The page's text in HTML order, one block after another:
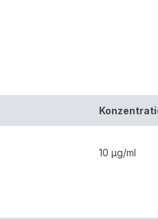
10 µg/ml